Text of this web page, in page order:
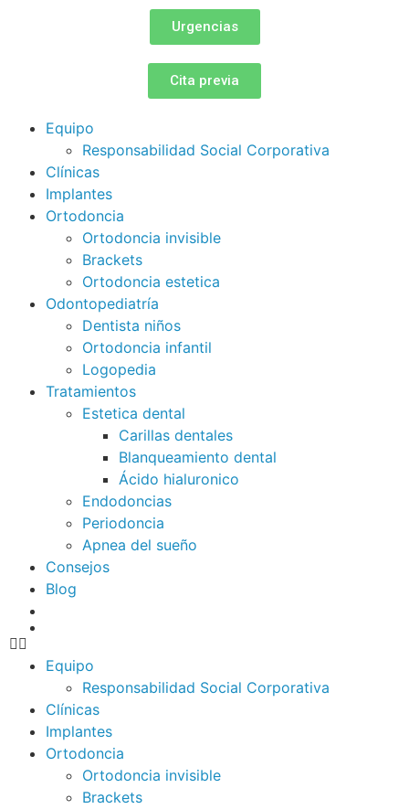
Equipo
Responsabilidad Social Corporativa
Clínicas
Implantes
Ortodoncia
Ortodoncia invisible
Brackets
Ortodoncia estetica
Odontopediatría
Dentista niños
Ortodoncia infantil
Logopedia
Tratamientos
Estetica dental
Carillas dentales
Blanqueamiento dental
Ácido hialuronico
Endodoncias
Periodoncia
Apnea del sueño
Consejos
Blog
Equipo
Responsabilidad Social Corporativa
Clínicas
Implantes
Ortodoncia
Ortodoncia invisible
Brackets
Cita previa
Urgencias